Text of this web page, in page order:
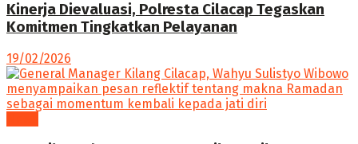
Kinerja Dievaluasi, Polresta Cilacap Tegaskan
Komitmen Tingkatkan Pelayanan
19/02/2026